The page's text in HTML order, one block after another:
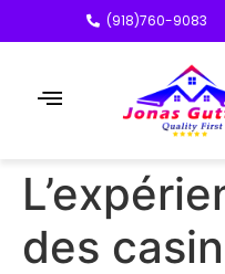
(918)760-9083
des